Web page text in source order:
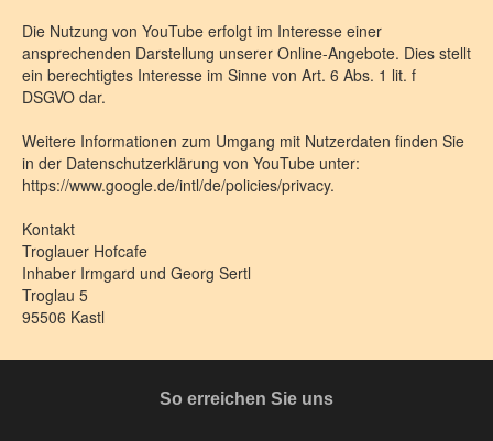
Die Nutzung von YouTube erfolgt im Interesse einer
ansprechenden Darstellung unserer Online-Angebote. Dies stellt
ein berechtigtes Interesse im Sinne von Art. 6 Abs. 1 lit. f
DSGVO dar.
Weitere Informationen zum Umgang mit Nutzerdaten finden Sie
in der Datenschutzerklärung von YouTube unter:
https://www.google.de/intl/de/policies/privacy.
Kontakt
Troglauer Hofcafe
Inhaber Irmgard und Georg Sertl
Troglau 5
95506 Kastl
So erreichen Sie uns